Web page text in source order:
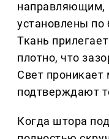
направляющим,
установлены
Ткань
плотно, что
Свет проникает
подтверждают
Когда штора